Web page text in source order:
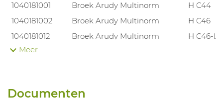
1040181001 Broek Arudy Multinorm
H C44
1040181002
Broek Arudy Multinorm
H C46
1040181012
Broek Arudy Multinorm
H C46-L
1040181003
1040181004
Broek Arudy Multinorm
Meer
Documenten